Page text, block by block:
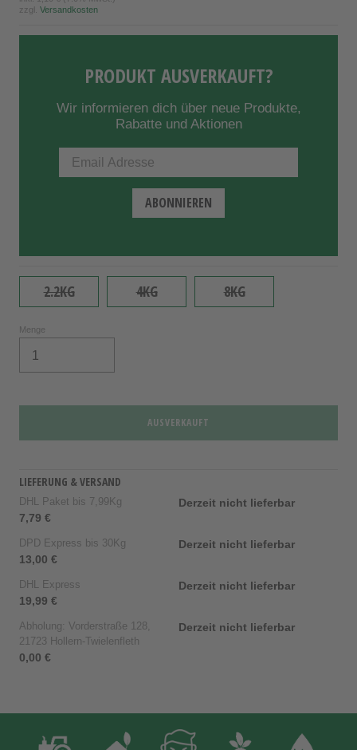
zzgl. Versandkosten
PRODUKT AUSVERKAUFT?
Wir informieren dich über neue Produkte,
Rabatte und Aktionen
2.2KG 4KG 8KG
Menge
AUSVERKAUFT
LIEFERUNG & VERSAND
DHL Paket bis 7,99Kg
7,79 €
Derzeit nicht lieferbar
DPD Express bis 30Kg
13,00 €
Derzeit nicht lieferbar
DHL Express
19,99 €
Derzeit nicht lieferbar
Abholung: Vorderstraße 128,
21723 Hollern-Twielenfleth
0,00 €
Derzeit nicht lieferbar